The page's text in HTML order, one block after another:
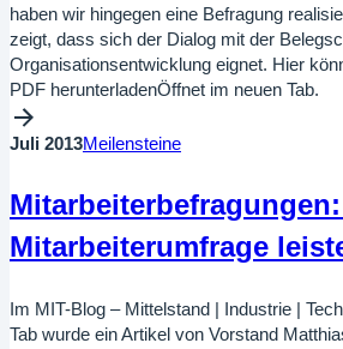
haben wir hingegen eine Befragung
zeigt, dass sich der Dialog mit der
Organisationsentwicklung eignet. Hier
PDF herunterladenÖffnet im neuen Tab.
Juli 2013Meilensteine
Mitarbeiterumfrage
Im MIT-Blog – Mittelstand | Industrie |
Tab wurde ein Artikel von Vorstand